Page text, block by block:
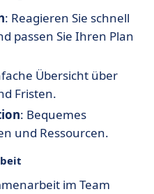
: Reagieren Sie schnell
passen Sie Ihren Plan
Übersicht über
Fristen.
: Bequemes
und Ressourcen.
im Team